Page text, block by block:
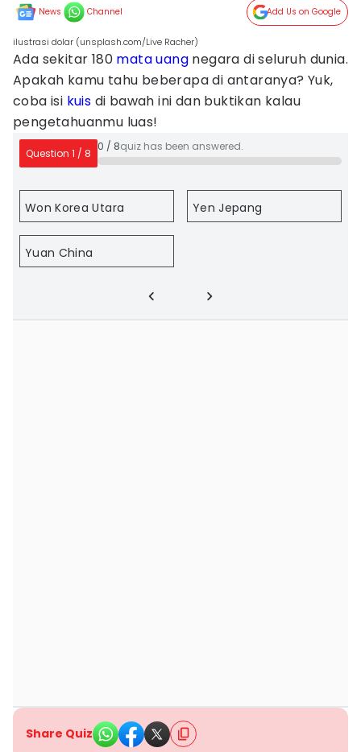
News Channel Add Us on Google
ilustrasi dolar (unsplash.com/Live Racher)
Ada sekitar 180 mata uang negara di seluruh dunia.
Apakah kamu tahu beberapa di antaranya? Yuk,
coba isi kuis di bawah ini dan buktikan kalau
pengetahuanmu luas!
Question 1 / 8
0 / 8quiz has been answered.
Won Korea Utara Yen Jepang
Yuan China
Share Quiz